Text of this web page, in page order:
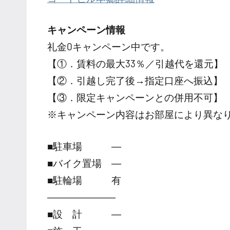
キャンペーン情報
礼金0キャンペーン中です。
【①．賃料の最大33％／引越代を還元】
【②．引越し完了後→指定口座へ振込】
【③．限定キャンペーンとの併用不可】
※キャンペーン内容はお部屋により異な
■駐車場 ―
■バイク置場 ―
■駐輪場 有
―――――――
■設 計 ―